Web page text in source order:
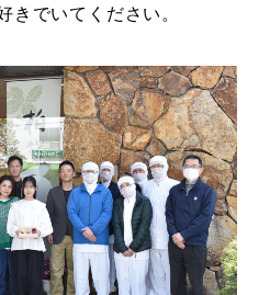
きでいてください。